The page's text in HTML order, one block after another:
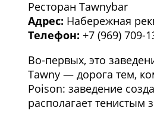
1/3
Ресторан Tawnybar
Адрес: Набережная
Телефон: +7 (969) 709-
Во-первых, это
Tawny — дорога тем,
Poison: заведение
располагает тенистым